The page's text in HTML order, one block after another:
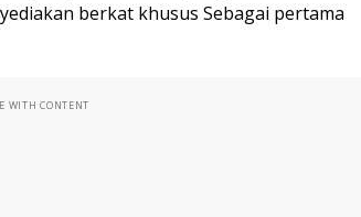
berkat khusus Sebagai pertama
WITH CONTENT